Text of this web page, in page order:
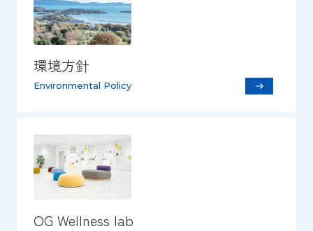
環境方針
Environmental Policy
OG Wellness lab